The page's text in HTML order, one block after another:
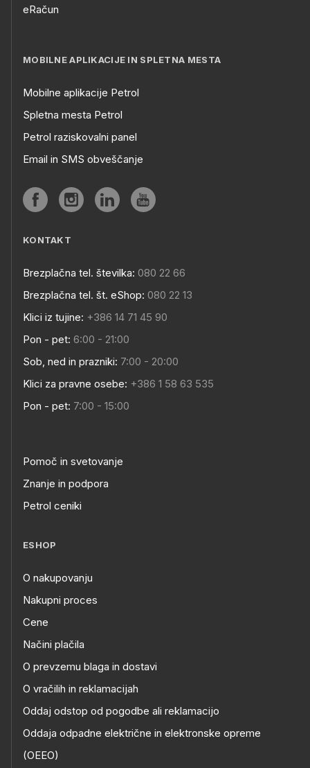
eRačun
MOBILNE APLIKACIJE IN SPLETNA MESTA
Mobilne aplikacije Petrol
Spletna mesta Petrol
Petrol raziskovalni panel
Email in SMS obveščanje
KONTAKT
Brezplačna tel. številka: 080 22 66
Brezplačna tel. št. eShop: 080 22 13
Klici iz tujine: +386 14 71 45 90
Pon - pet: 6:00 - 21:00
Sob, ned in prazniki: 7:00 - 20:00
Klici za pravne osebe: +386 1 58 63 535
Pon - pet: 7:00 - 15:00
Pomoč in svetovanje
Znanje in podpora
Petrol ceniki
ESHOP
O nakupovanju
Nakupni proces
Cene
Načini plačila
O prevzemu blaga in dostavi
O vračilih in reklamacijah
Oddaj odstop od pogodbe ali reklamacijo
Oddaja odpadne električne in elektronske opreme
(OEEO)